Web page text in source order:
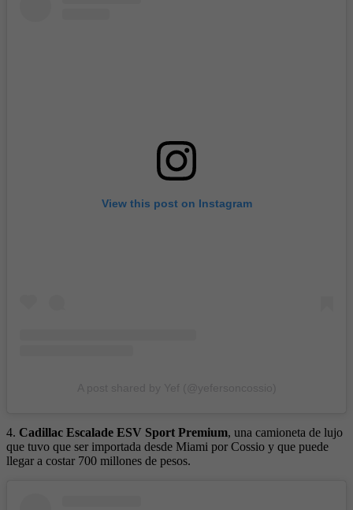
View this post on Instagram
4. Cadillac Escalade ESV Sport Premium, una camioneta de lujo
que tuvo que ser importada desde Miami por Cossio y que puede
llegar a costar 700 millones de pesos.